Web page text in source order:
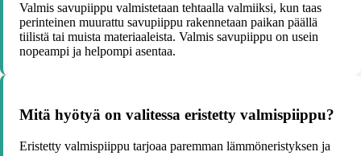
Valmis savupiippu valmistetaan tehtaalla valmiiksi, kun taas
perinteinen muurattu savupiippu rakennetaan paikan päällä
tiilistä tai muista materiaaleista. Valmis savupiippu on usein
nopeampi ja helpompi asentaa.
Mitä hyötyä on valitessa eristetty valmispiippu?
Eristetty valmispiippu tarjoaa paremman lämmöneristyksen ja